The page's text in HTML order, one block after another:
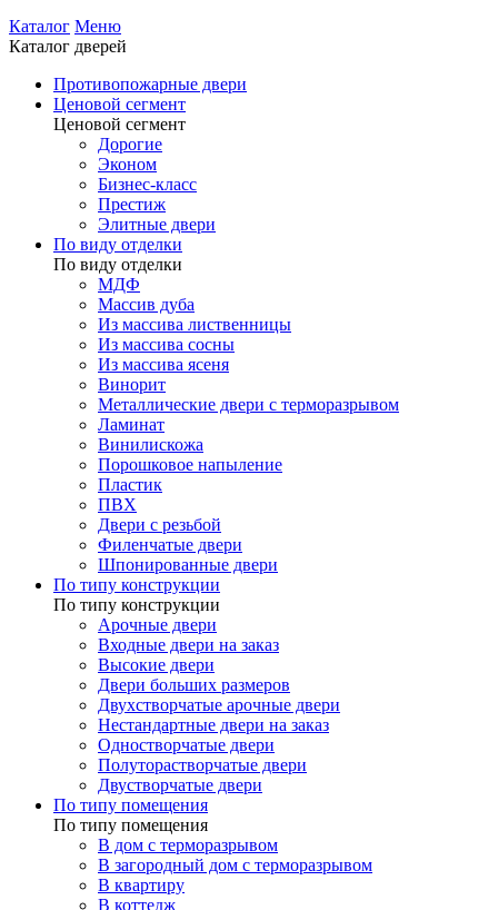
Каталог Меню
Каталог дверей
Противопожарные двери
Ценовой сегмент
Ценовой сегмент
Дорогие
Эконом
Бизнес-класс
Престиж
Элитные двери
По виду отделки
По виду отделки
МДФ
Массив дуба
Из массива лиственницы
Из массива сосны
Из массива ясеня
Винорит
Металлические двери с терморазрывом
Ламинат
Винилискожа
Порошковое напыление
Пластик
ПВХ
Двери с резьбой
Филенчатые двери
Шпонированные двери
По типу конструкции
По типу конструкции
Арочные двери
Входные двери на заказ
Высокие двери
Двери больших размеров
Двухстворчатые арочные двери
Нестандартные двери на заказ
Одностворчатые двери
Полуторастворчатые двери
Двустворчатые двери
По типу помещения
По типу помещения
В дом с терморазрывом
В загородный дом с терморазрывом
В квартиру
В коттедж